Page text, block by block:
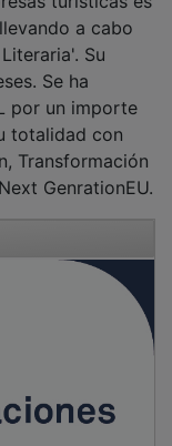
a cabo
Su
Se ha
por un importe
totalidad con
Transformación
GenrationEU.